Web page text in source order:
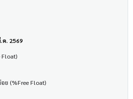
. 2569
ย (%Free Float)